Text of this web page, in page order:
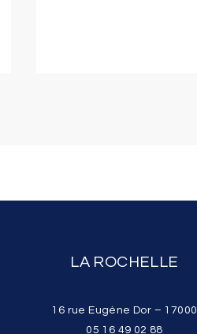
LA ROCHELLE
16 rue Eugène Dor – 17000
05 16 49 02 88